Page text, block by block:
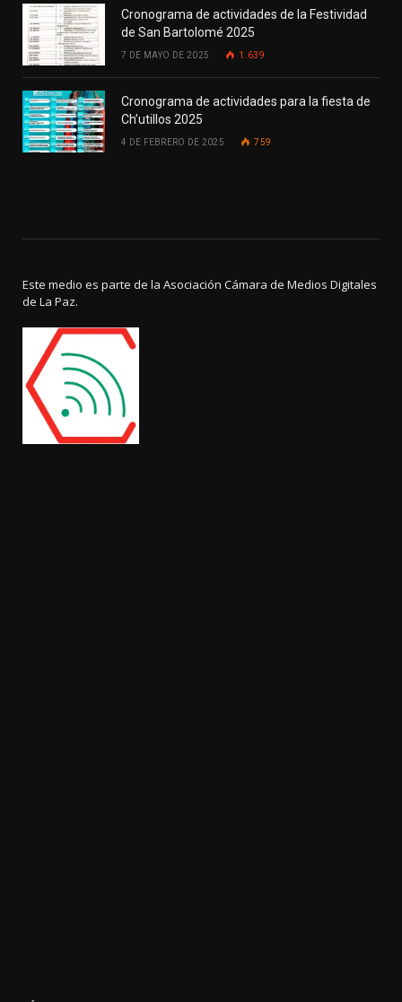
Cronograma de actividades de la Festividad
de San Bartolomé 2025
7 DE MAYO DE 2025 1.639
Cronograma de actividades para la fiesta de
Ch’utillos 2025
4 DE FEBRERO DE 2025 759
Este medio es parte de la Asociación Cámara de Medios Digitales
de La Paz.